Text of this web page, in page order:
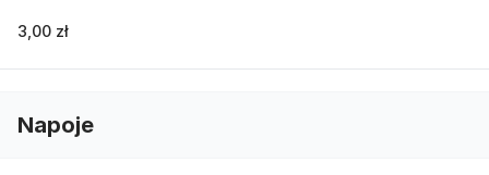
3,00 zł
Napoje